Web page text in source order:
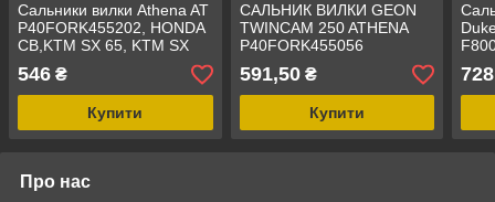
Сальники вилки Athena AT
P40FORK455202, HONDA
CB,KTM SX 65, KTM SX
LC 50, 35x45,99x11,
546 ₴
Купити
САЛЬНИК ВИЛКИ GEON
TWINCAM 250 ATHENA
P40FORK455056
(43x54x11)
591,50₴
Купити
728
Про нас